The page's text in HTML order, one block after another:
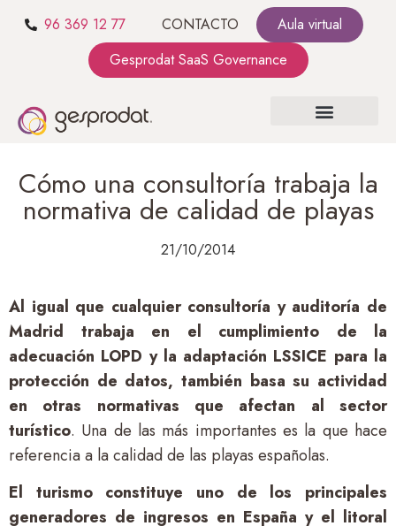
96 369 12 77 CONTACTO
Aula virtual
Gesprodat SaaS Governance
Cómo una consultoría trabaja la
normativa de calidad de playas
21/10/2014
Al igual que cualquier consultoría y auditoría de
Madrid trabaja en el cumplimiento de la
adecuación LOPD y la adaptación LSSICE para la
protección de datos, también basa su actividad
en otras normativas que afectan al sector
turístico. Una de las más importantes es la que hace
referencia a la calidad de las playas españolas.
El turismo constituye uno de los principales
generadores de ingresos en España y el litoral